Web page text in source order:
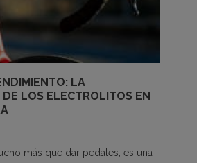
LA
DE LOS ELECTROLITOS EN
más que dar pedales; es una